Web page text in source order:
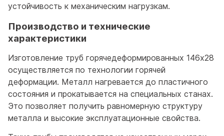
устойчивость к механическим нагрузкам.
Производство и технические
характеристики
Изготовление труб горячедеформированных 146x28
осуществляется по технологии горячей
деформации. Металл нагревается до пластичного
состояния и прокатывается на специальных станах.
Это позволяет получить равномерную структуру
металла и высокие эксплуатационные свойства.